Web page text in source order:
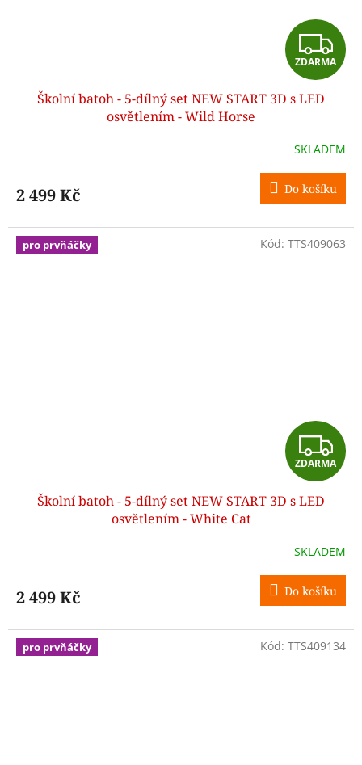
Z
D
R
M
A
ZDARMA
Školní batoh - 5-dílný set NEW START 3D s LED
osvětlením - Wild Horse
SKLADEM
2 499 Kč Do košíku
pro prvňáčky
Z
D
R
M
A
ZDARMA
Školní batoh - 5-dílný set NEW START 3D s LED
osvětlením - White Cat
SKLADEM
2 499 Kč Do košíku
Kód: TTS409063
pro prvňáčky Kód: TTS409134